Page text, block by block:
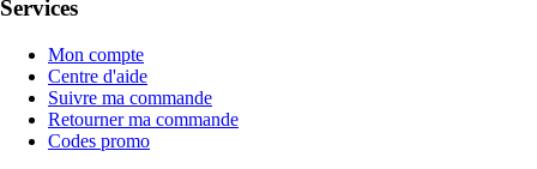
Services
Mon compte
Centre d'aide
Suivre ma commande
Retourner ma commande
Codes promo